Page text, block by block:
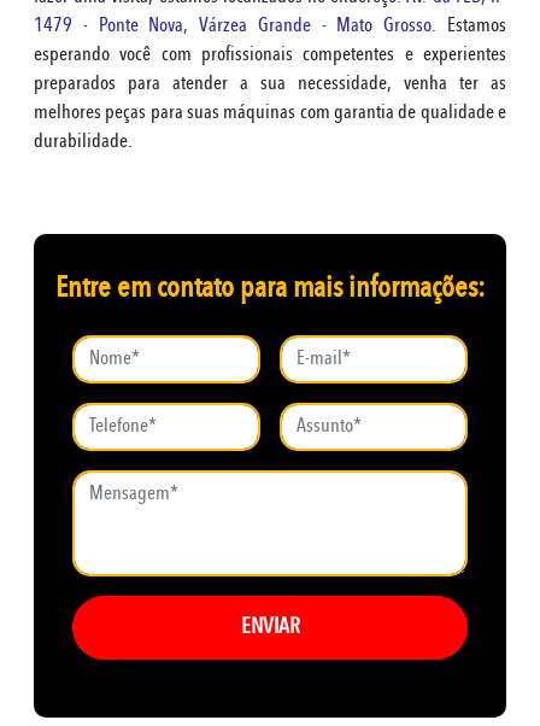
1479 - Ponte Nova, Várzea Grande - Mato Grosso. Estamos
esperando você com profissionais competentes e experientes
preparados para atender a sua necessidade, venha ter as
melhores peças para suas máquinas com garantia de qualidade e
durabilidade.
Entre em contato para mais informações:
ENVIAR